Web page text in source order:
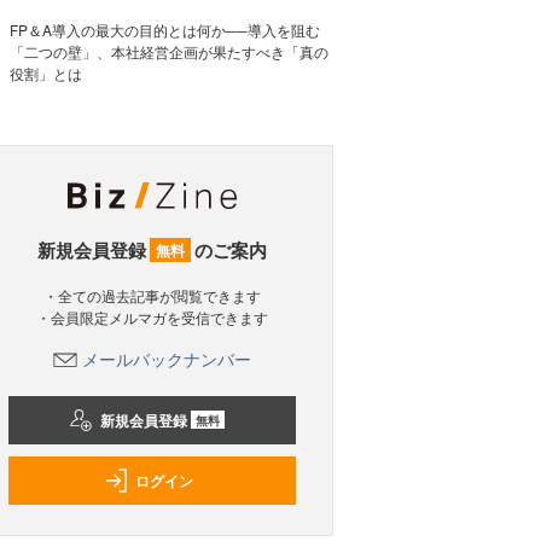
FP＆A導入の最大の目的とは何か──導入を阻む
「二つの壁」、本社経営企画が果たすべき「真の
役割」とは
新規会員登録 無料 のご案内
・全ての過去記事が閲覧できます
・会員限定メルマガを受信できます
メールバックナンバー
新規会員登録 無料
ログイン